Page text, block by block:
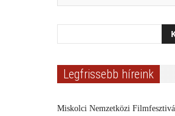
Legfrissebb híreink
Miskolci Nemzetközi